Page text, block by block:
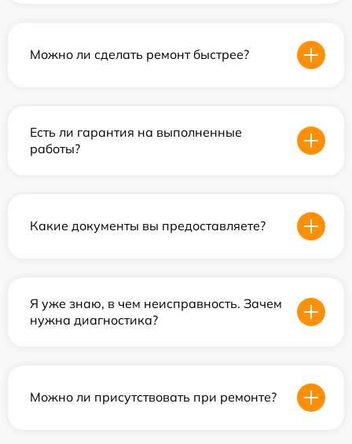
Можно ли сделать ремонт быстрее?
Есть ли гарантия на выполненные
работы?
Какие документы вы предоставляете?
Я уже знаю, в чем неисправность. Зачем
нужна диагностика?
Можно ли присутствовать при ремонте?